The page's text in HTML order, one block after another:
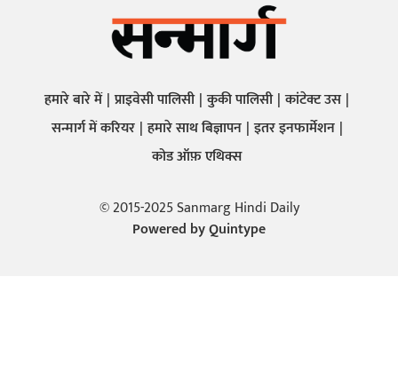
हमारे बारे में प्राइवेसी पालिसी कुकी पालिसी कांटेक्ट उस
सन्मार्ग में करियर हमारे साथ बिज्ञापन इतर इनफार्मेशन
कोड ऑफ़ एथिक्स
© 2015-2025 Sanmarg Hindi Daily
Powered byQuintype